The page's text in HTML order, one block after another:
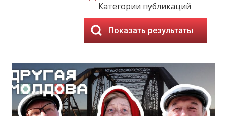
Категории публикаций
Показать результаты